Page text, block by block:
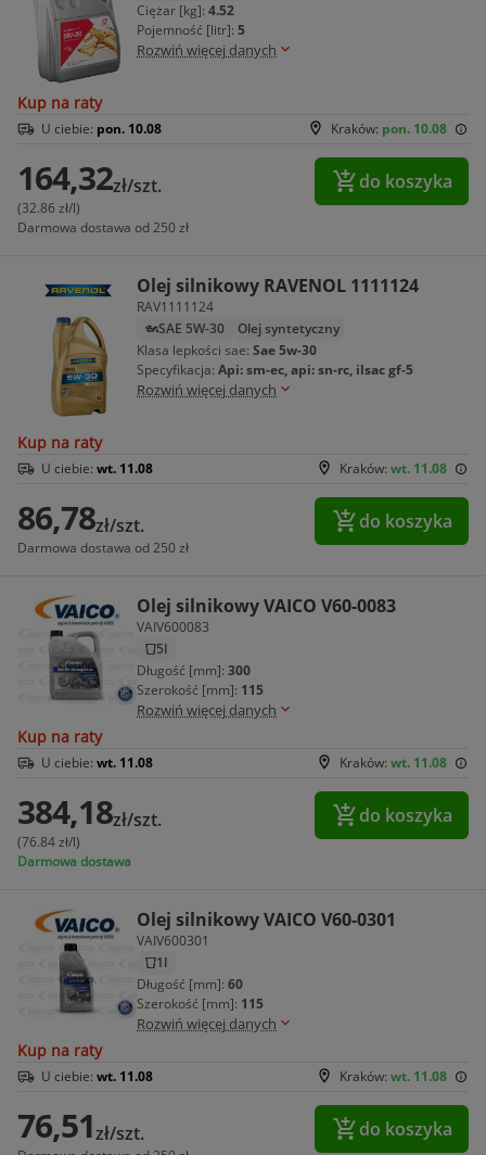
Ciężar [kg]: 4.52
Pojemność [litr]: 5
Rozwiń więcej danych
Kup na raty
Kraków: pon. 10.08
U ciebie: pon. 10.08
164,32zł/szt.
(32.86 zł/l)
Darmowa dostawa od 250 zł
do koszyka
Olej silnikowy RAVENOL 1111124
RAV1111124
SAE 5W-30
Olej syntetyczny
Klasa lepkości sae: Sae 5w-30
Specyfikacja: Api: sm-ec, api: sn-rc, ilsac gf-5
Rozwiń więcej danych
Kup na raty
Kraków: wt. 11.08
U ciebie: wt. 11.08
86,78zł/szt.
Darmowa dostawa od 250 zł
do koszyka
Olej silnikowy VAICO V60-0083
VAIV600083
5l
Długość [mm]: 300
Szerokość [mm]: 115
Rozwiń więcej danych
Kup na raty
Kraków: wt. 11.08
U ciebie: wt. 11.08
384,18zł/szt.
(76.84 zł/l)
Darmowa dostawa
do koszyka
Olej silnikowy VAICO V60-0301
VAIV600301
1l
Długość [mm]: 60
Szerokość [mm]: 115
Rozwiń więcej danych
Kup na raty
Kraków: wt. 11.08
U ciebie: wt. 11.08
76,51zł/szt. do koszyka